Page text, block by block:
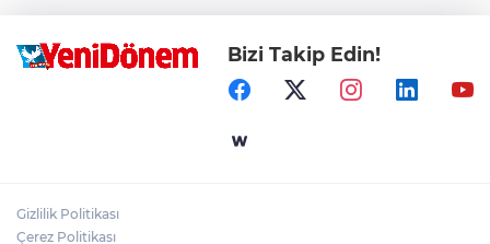
Bizi Takip Edin!
Gizlilik Politikası
Çerez Politikası